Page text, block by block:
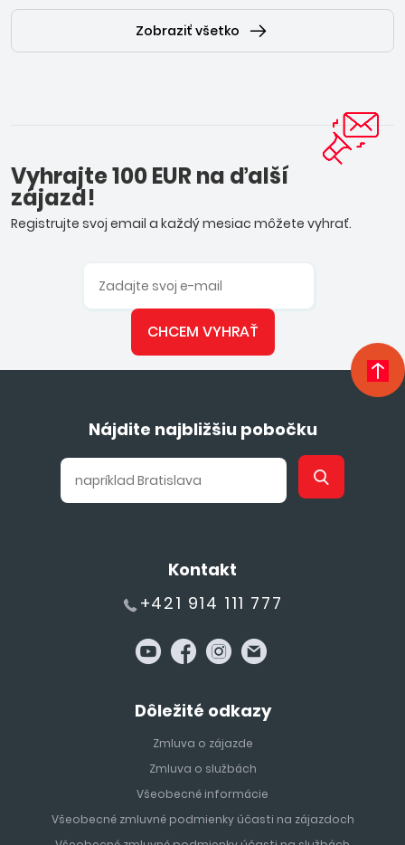
Zobraziť všetko
Vyhrajte 100 EUR na ďalší
zájazd!
Registrujte svoj email a každý mesiac môžete vyhrať.
CHCEM VYHRAŤ
Nájdite najbližšiu pobočku
Kontakt
+421 914 111 777
Dôležité odkazy
Zmluva o zájazde
Zmluva o službách
Všeobecné informácie
Všeobecné zmluvné podmienky účasti na zájazdoch